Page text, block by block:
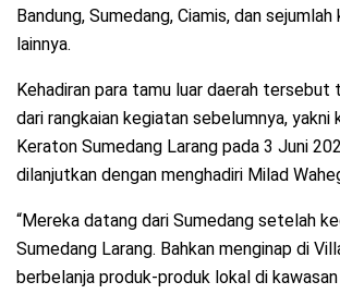
Bandung, Sumedang, Ciamis, dan
lainnya.
Kehadiran para tamu luar daerah
dari rangkaian kegiatan sebelumnya, yakni
Keraton Sumedang Larang pada 3 Juni
dilanjutkan dengan menghadiri Milad
“Mereka datang dari Sumedang setelah
Sumedang Larang. Bahkan menginap di
berbelanja produk-produk lokal di